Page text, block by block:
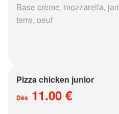
Base crème, mozzarella,
terre, oeuf
Pizza chicken junior
Dès 11.00 €